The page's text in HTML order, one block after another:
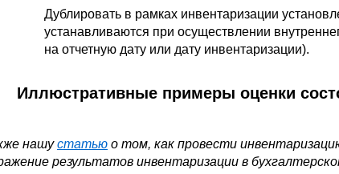
Дублировать в рамках инвентаризации
устанавливаются при осуществлении
на отчетную дату или дату инвентаризации).
Иллюстративные примеры оценки
нашустатью о том, как провести
результатов инвентаризации в